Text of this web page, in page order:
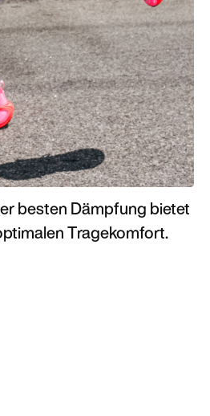
besten Dämpfung bietet
Tragekomfort.